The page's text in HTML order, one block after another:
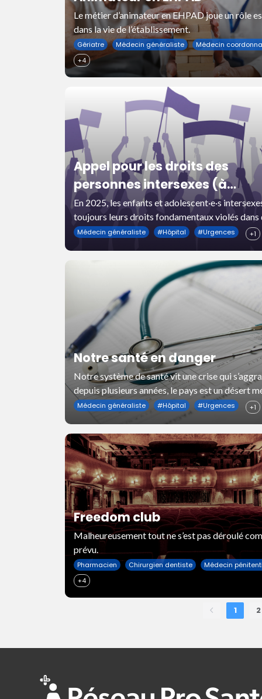
Le métier d’animateur en EHPAD joue un rôle
dans la vie de l’établissement.
Gériatre Médecin généraliste
Médecin
+4
Appel pour les droits des
personnes intersexes (à
l’initiative du collectif
activiste - OII France) (appel
nous avons signé et que nous
En 2025, les enfants et adolescent·e·s
toujours leurs droits fondamentaux violés dans
hôpitaux français.
Médecin généraliste #Hôpital #Urgences +1
Notre santé en danger
Notre système de santé vit une crise qui
depuis plusieurs années, le pays est un désert
et paramédical, l’hôpital public s’effondre tous
Médecin généraliste #Hôpital #Urgences +1
Freedom club
Malheureusement tout ne s’est pas déroulé
prévu.
Pharmacien Chirurgien dentiste
Médecin
+4
1 2